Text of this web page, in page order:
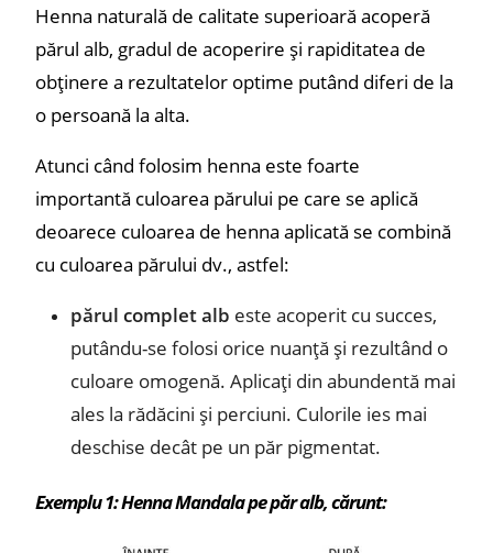
Henna naturală de calitate superioară acoperă
părul alb, gradul de acoperire și rapiditatea de
obținere a rezultatelor optime putând diferi de la
o persoană la alta.
Atunci când folosim henna este foarte
importantă culoarea părului pe care se aplică
deoarece culoarea de henna aplicată se combină
cu culoarea părului dv., astfel:
părul complet alb este acoperit cu succes,
putându-se folosi orice nuanță și rezultând o
culoare omogenă. Aplicați din abundentă mai
ales la rădăcini și perciuni. Culorile ies mai
deschise decât pe un păr pigmentat.
Exemplu 1: Henna Mandala pe păr alb, cărunt: